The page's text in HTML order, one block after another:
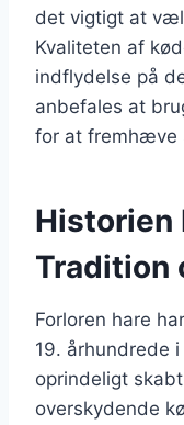
det vigtigt at
Kvaliteten af
indflydelse på
anbefales at
for at fremhæve
Historien
Tradition
Forloren hare
19. århundrede
oprindeligt
overskydende